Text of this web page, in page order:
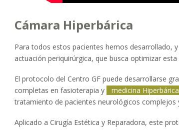
Cámara Hiperbárica
Para todos estos pacientes hemos desarrollado,
actuación periquirúrgica, que busca optimizar esta
El protocolo del Centro GF puede desarrollarse
completas en fasioterapia y
medicina Hiperbárica
tratamiento de pacientes neurológicos
Aplicado a Cirugía Estética y Reparadora, este